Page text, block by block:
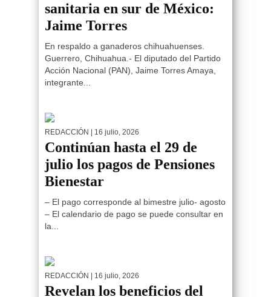
sanitaria en sur de México:
Jaime Torres
En respaldo a ganaderos chihuahuenses.
Guerrero, Chihuahua.- El diputado del Partido
Acción Nacional (PAN), Jaime Torres Amaya,
integrante...
REDACCIÓN | 16 julio, 2026
Continúan hasta el 29 de
julio los pagos de Pensiones
Bienestar
– El pago corresponde al bimestre julio- agosto
– El calendario de pago se puede consultar en
la...
REDACCIÓN | 16 julio, 2026
Revelan los beneficios del